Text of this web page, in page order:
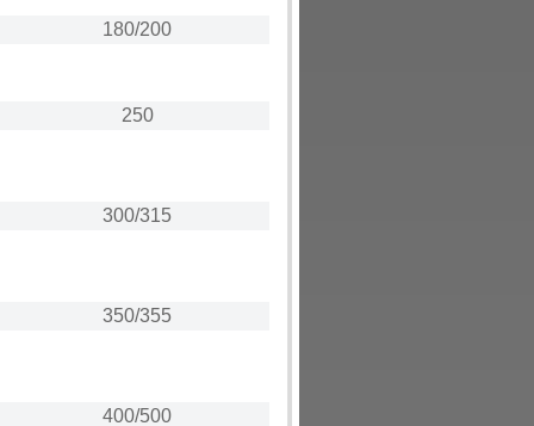
180/200
250
300/315
350/355
400/500